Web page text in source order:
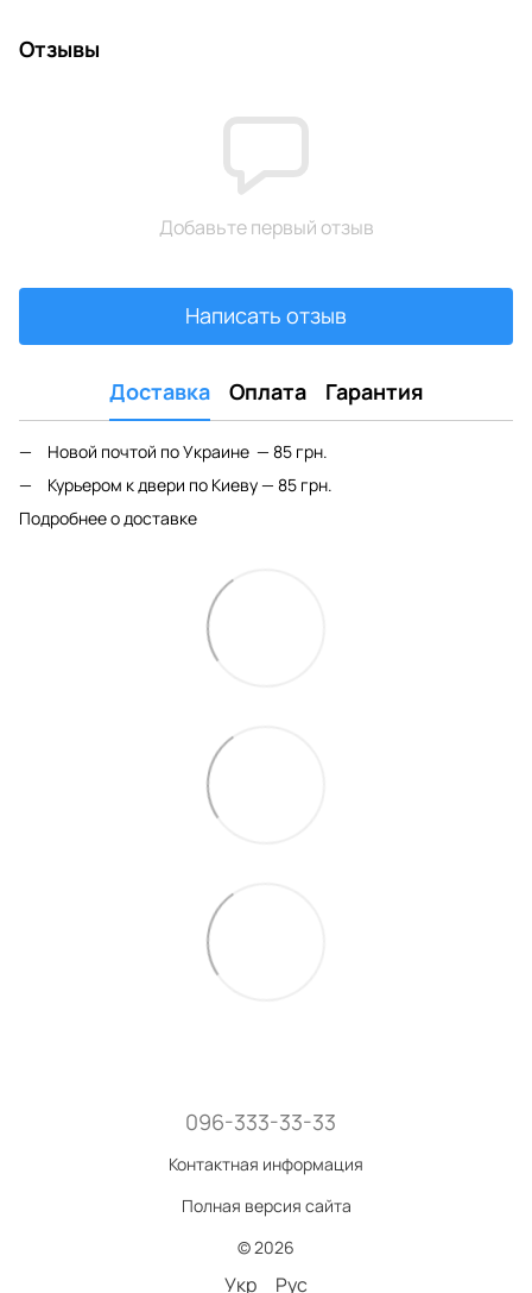
Отзывы
Добавьте первый отзыв
Написать отзыв
Доставка Оплата Гарантия
Новой почтой по Украине — 85 грн.
Курьером к двери по Киеву — 85 грн.
Подробнее о доставке
096-333-33-33
Контактная информация
Полная версия сайта
© 2026
Укр Рус